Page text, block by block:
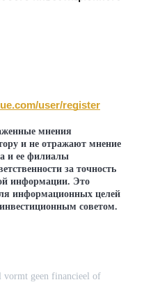
user/register
мнения
и не отражают мнение
и ее филиалы
за точность
информации. Это
информационных целей
советом.
vormt geen financieel of